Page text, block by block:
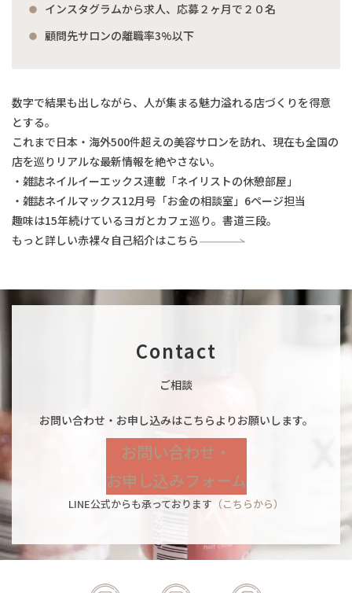
インスタグラムから求人、応募２ヶ月で２０名
顧問先サロンの離職率3%以下
数字で結果も出しながら、人が集まる魅力溢れる店づくりを得意
とする。
これまで日本・海外500件超えの美容サロンを訪れ、現在も全国の
店を巡りリアルな最新情報を絶やさない。
・雑誌ネイルイーエックス連載「ネイリストの休憩部屋」
・雑誌ネイルマックス12月号「お金の相談室」6ページ担当
趣味は15年続けているヨガとカフェ巡り。書道三段。
もっと詳しい赤裸々自己紹介はこちら
Contact
ご相談
お問い合わせ・お申し込みはこちらよりお願いします。
お問い合わせ・
お申し込みフォーム
LINE公式からも承っております （こちらから）